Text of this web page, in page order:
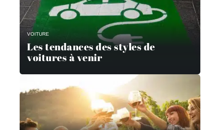
VOITURE
Les tendances des styles de
voitures à venir